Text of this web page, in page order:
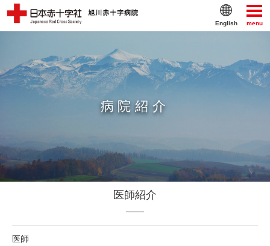
menu
English
病院紹介
医師紹介
医師